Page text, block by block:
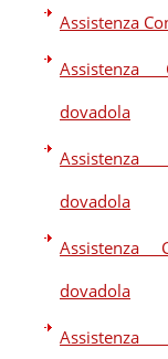
Assistenza
Assistenza
dovadola
Assistenza
dovadola
Assistenza
dovadola
Assistenza